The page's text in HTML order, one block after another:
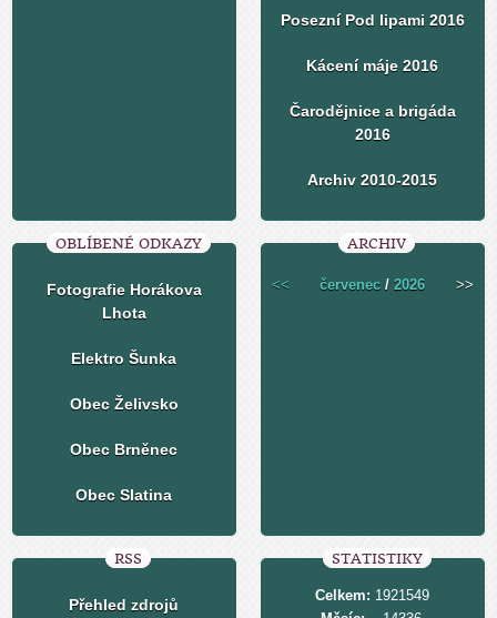
Posezní Pod lipami 2016
Kácení máje 2016
Čarodějnice a brigáda
2016
Archiv 2010-2015
OBLÍBENÉ ODKAZY
Fotografie Horákova
Lhota
Elektro Šunka
Obec Želivsko
Obec Brněnec
Obec Slatina
ARCHIV
<< červenec /2026 >>
RSS
Přehled zdrojů
STATISTIKY
Celkem: 1921549